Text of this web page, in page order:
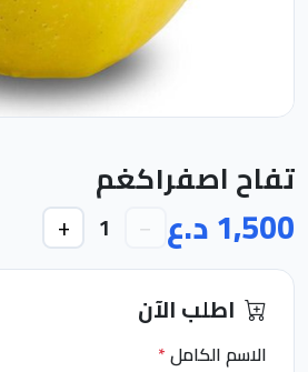
تفاح اصفر١كغم
1,500 د.ع −
1
+
اطلب الآن
الاسم الكامل*